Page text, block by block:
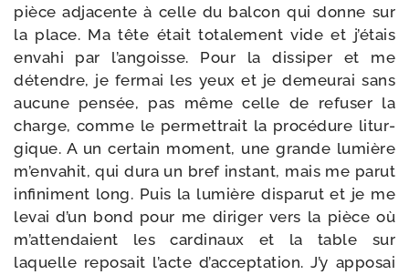
pièce adja­cente à celle du bal­con qui donne sur
la place. Ma tête était tota­le­ment vide et j’é­tais
enva­hi par l’an­goisse. Pour la dis­si­per et me
détendre, je fer­mai les yeux et je demeu­rai sans
aucune pen­sée, pas même celle de refu­ser la
charge, comme le per­met­trait la pro­cé­dure litur­
gique. A un cer­tain moment, une grande lumière
m’en­va­hit, qui dura un bref ins­tant, mais me parut
infi­ni­ment long. Puis la lumière dis­pa­rut et je me
levai d’un bond pour me diri­ger vers la pièce où
m’at­ten­daient les car­di­naux et la table sur
laquelle repo­sait l’acte d’ac­cep­ta­tion. J’y appo­sai